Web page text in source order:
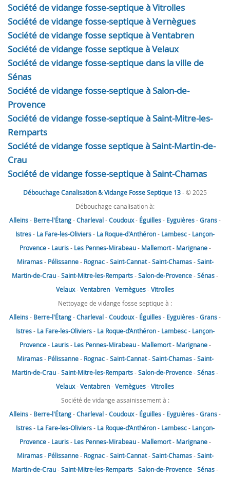
Société de vidange fosse-septique à Vitrolles
Société de vidange fosse-septique à Vernègues
Société de vidange fosse septique à Ventabren
Société de vidange fosse septique à Velaux
Société de vidange fosse-septique dans la ville de
Sénas
Société de vidange fosse-septique à Salon-de-
Provence
Société de vidange fosse-septique à Saint-Mitre-les-
Remparts
Société de vidange fosse septique à Saint-Martin-de-
Crau
Société de vidange fosse-septique à Saint-Chamas
Débouchage Canalisation & Vidange Fosse Septique 13- © 2025
Débouchage canalisation à:
Alleins- Berre-l'Étang-Charleval-Coudoux- Éguilles- Eyguières-Grans-
Istres- La Fare-les-Oliviers- La Roque-d'Anthéron- Lambesc- Lançon-
Provence- Lauris- Les Pennes-Mirabeau- Mallemort- Marignane-
Miramas- Pélissanne- Rognac-Saint-Cannat-Saint-Chamas-Saint-
Martin-de-Crau-Saint-Mitre-les-Remparts-Salon-de-Provence-Sénas-
Velaux-Ventabren-Vernègues-Vitrolles
Nettoyage de vidange fosse septique à :
Alleins- Berre-l'Étang-Charleval-Coudoux- Éguilles- Eyguières-Grans-
Istres- La Fare-les-Oliviers- La Roque-d’Anthéron- Lambesc- Lançon-
Provence- Lauris- Les Pennes-Mirabeau- Mallemort- Marignane-
Miramas- Pélissanne- Rognac-Saint-Cannat-Saint-Chamas-Saint-
Martin-de-Crau-Saint-Mitre-les-Remparts-Salon-de-Provence-Sénas-
Velaux-Ventabren-Vernègues-Vitrolles
Société de vidange assainissement à :
Alleins- Berre-l'Étang-Charleval-Coudoux- Éguilles- Eyguières-Grans-
Istres- La Fare-les-Oliviers- La Roque-d’Anthéron- Lambesc- Lançon-
Provence- Lauris- Les Pennes-Mirabeau- Mallemort- Marignane-
Miramas- Pélissanne- Rognac-Saint-Cannat-Saint-Chamas-Saint-
Martin-de-Crau-Saint-Mitre-les-Remparts-Salon-de-Provence-Sénas-